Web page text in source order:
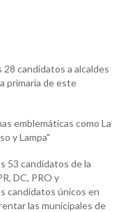
candidatos a alcaldes
primaria de este
emblemáticas como La
y Lampa"
53 candidatos de la
DC, PRO y
candidatos únicos en
las municipales de